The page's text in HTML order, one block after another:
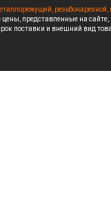
представленные на
поставки и внешний вид